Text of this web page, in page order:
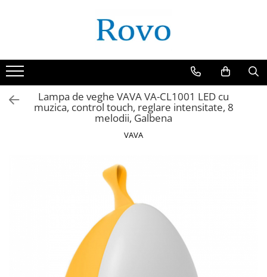
Lampa de veghe VAVA VA-CL1001 LED cu
muzica, control touch, reglare intensitate, 8
melodii, Galbena
VAVA